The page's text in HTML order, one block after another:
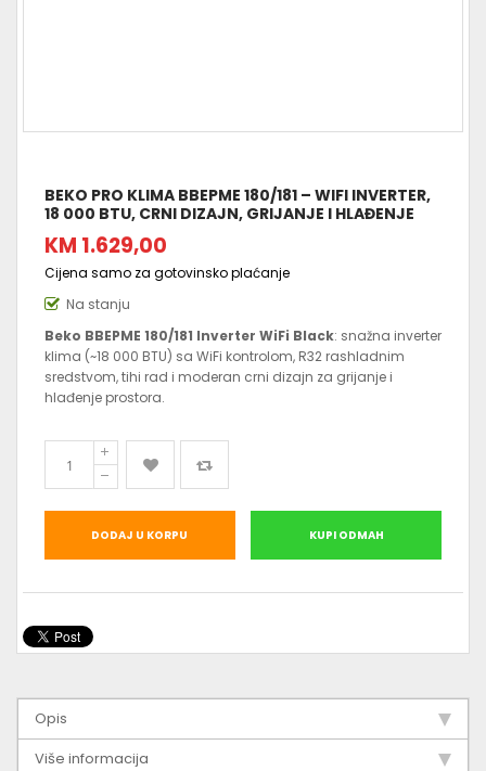
BEKO PRO KLIMA BBEPME 180/181 – WIFI INVERTER,
18 000 BTU, CRNI DIZAJN, GRIJANJE I HLAĐENJE
KM 1.629,00
Cijena samo za gotovinsko plaćanje
Na stanju
Beko BBEPME 180/181 Inverter WiFi Black: snažna inverter
klima (~18 000 BTU) sa WiFi kontrolom, R32 rashladnim
sredstvom, tihi rad i moderan crni dizajn za grijanje i
hlađenje prostora.
DODAJ U KORPU KUPI ODMAH
Opis
Više informacija